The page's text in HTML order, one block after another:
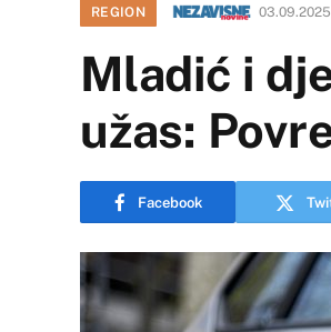
REGION 03.09.2025
Mladić i
užas:
Facebook